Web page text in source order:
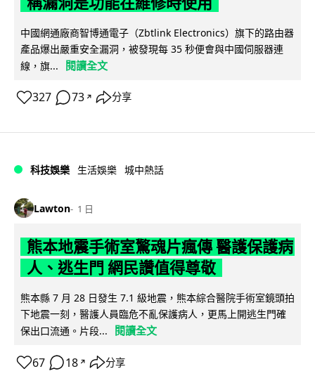
中國網通廠商智博通電子（Zbtlink Electronics）旗下的路由器
產品爆出嚴重安全漏洞，被發現每 35 秒便會與中國伺服器連
線，旗...
閱讀全文
327 73 ↗ 分享
科技娛樂 生活娛樂 城中熱話
Lawton 1 日
熊本地震手術室驚魂片瘋傳 醫護保護病
人、逃生門 網民讚值得尊敬
熊本縣 7 月 28 日發生 7.1 級地震，熊本綜合醫院手術室鏡頭拍
下地震一刻，醫護人員臨危不亂保護病人，更馬上開逃生門確
保出口流通。片段...
閱讀全文
67 18 ↗ 分享